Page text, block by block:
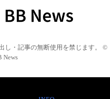
し・記事の無断使用を禁じます。 ©
News